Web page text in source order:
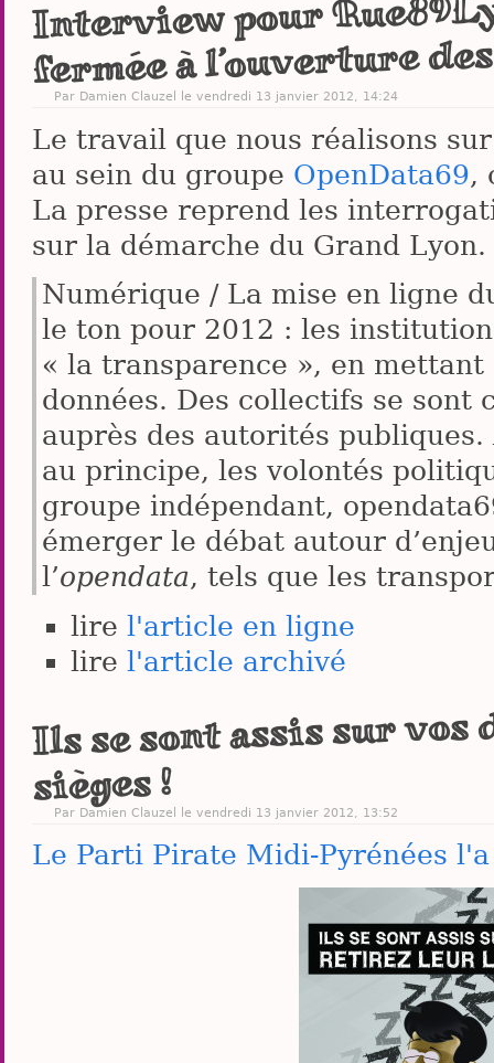
fermée à l’ouverture
Par Damien Clauzel le vendredi 13 janvier 2012, 14:24
Le travail que nous réalisons
au sein du groupe OpenData69,
La presse reprend les
sur la démarche du Grand Lyon.
Numérique / La mise en ligne
le ton pour 2012 : les
« la transparence », en
données. Des collectifs se
auprès des autorités
au principe, les volontés
groupe indépendant,
émerger le débat autour
l’opendata, tels que les
lire l'article en ligne
lire l'article archivé
Ils se sont assis sur
sièges !
Par Damien Clauzel le vendredi 13 janvier 2012, 13:52
Le Parti Pirate Midi-Pyrénées